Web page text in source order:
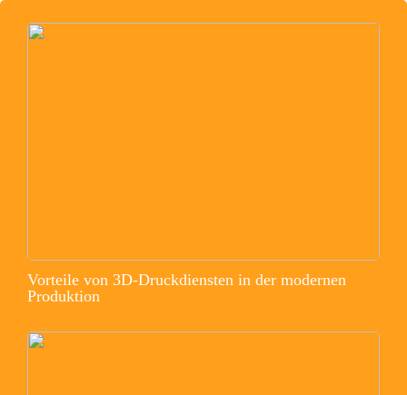
Vorteile von 3D-Druckdiensten in der modernen
Produktion